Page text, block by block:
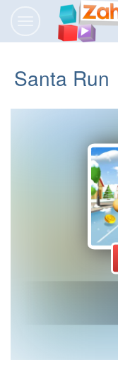
Santa Run